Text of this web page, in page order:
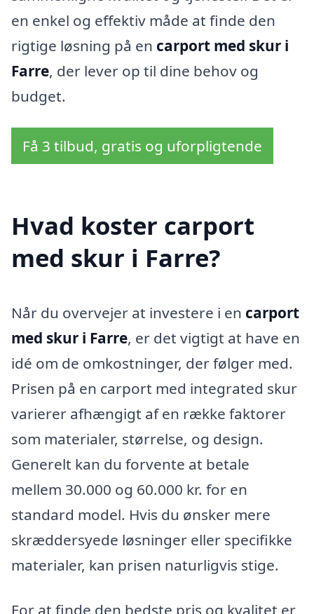
en enkel og effektiv måde at finde den
rigtige løsning på en carport med skur i
Farre, der lever op til dine behov og
budget.
Få 3 tilbud, gratis og uforpligtende
Hvad koster carport
med skur i Farre?
Når du overvejer at investere i en carport
med skur i Farre, er det vigtigt at have en
idé om de omkostninger, der følger med.
Prisen på en carport med integrated skur
varierer afhængigt af en række faktorer
som materialer, størrelse, og design.
Generelt kan du forvente at betale
mellem 30.000 og 60.000 kr. for en
standard model. Hvis du ønsker mere
skræddersyede løsninger eller specifikke
materialer, kan prisen naturligvis stige.
For at finde den bedste pris og kvalitet er